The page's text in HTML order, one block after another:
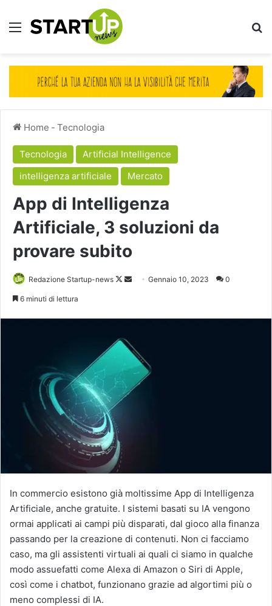
Menu
Home - Tecnologia
Tecnologia
Artificial Intelligence
intelligenza artificiale
Mercato
App di Intelligenza
Artificiale, 3 soluzioni da
provare subito
Redazione Startup-news
Follow
Invia Gennaio 10, 2023 0
6 minuti di lettura
In commercio esistono già moltissime App di Intelligenza
Artificiale, anche gratuite. I sistemi basati su IA vengono
ormai applicati ai campi più disparati, dal gioco alla finanza
passando per la creazione di contenuti. Non ci facciamo
caso, ma gli assistenti virtuali ai quali ci siamo in qualche
modo assuefatti come Alexa di Amazon o Siri di Apple,
così come i chatbot, funzionano grazie ad algortimi più o
meno complessi di IA.